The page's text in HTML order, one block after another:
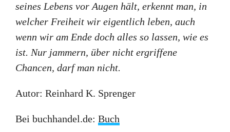
seines Lebens vor Augen hält, erkennt man, in
welcher Freiheit wir eigentlich leben, auch
wenn wir am Ende doch alles so lassen, wie es
ist. Nur jammern, über nicht ergriffene
Chancen, darf man nicht.
Autor: Reinhard K. Sprenger
Bei buchhandel.de: Buch